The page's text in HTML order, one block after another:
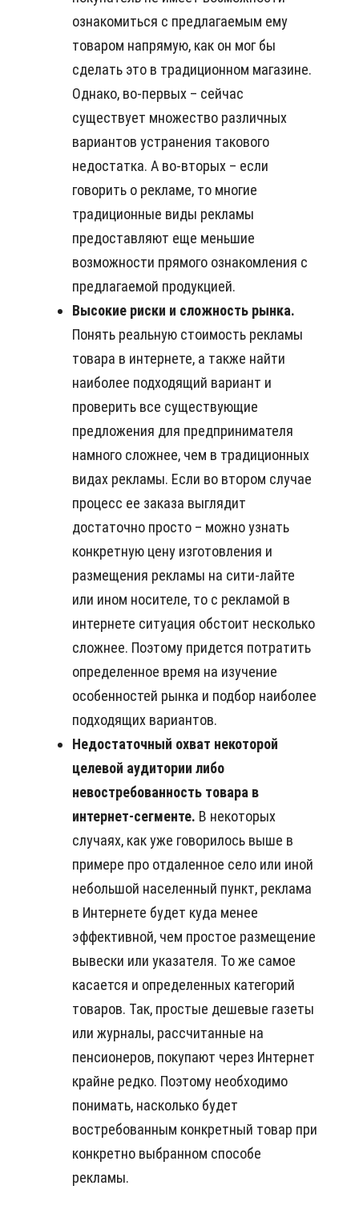
ознакомиться с предлагаемым ему
товаром напрямую, как он мог бы
сделать это в традиционном магазине.
Однако, во-первых – сейчас
существует множество различных
вариантов устранения такового
недостатка. А во-вторых – если
говорить о рекламе, то многие
традиционные виды рекламы
предоставляют еще меньшие
возможности прямого ознакомления с
предлагаемой продукцией.
Высокие риски и сложность рынка.
Понять реальную стоимость рекламы
товара в интернете, а также найти
наиболее подходящий вариант и
проверить все существующие
предложения для предпринимателя
намного сложнее, чем в традиционных
видах рекламы. Если во втором случае
процесс ее заказа выглядит
достаточно просто – можно узнать
конкретную цену изготовления и
размещения рекламы на сити-лайте
или ином носителе, то с рекламой в
интернете ситуация обстоит несколько
сложнее. Поэтому придется потратить
определенное время на изучение
особенностей рынка и подбор наиболее
подходящих вариантов.
Недостаточный охват некоторой
целевой аудитории либо
невостребованность товара в
интернет-сегменте. В некоторых
случаях, как уже говорилось выше в
примере про отдаленное село или иной
небольшой населенный пункт, реклама
в Интернете будет куда менее
эффективной, чем простое размещение
вывески или указателя. То же самое
касается и определенных категорий
товаров. Так, простые дешевые газеты
или журналы, рассчитанные на
пенсионеров, покупают через Интернет
крайне редко. Поэтому необходимо
понимать, насколько будет
востребованным конкретный товар при
конкретно выбранном способе
рекламы.